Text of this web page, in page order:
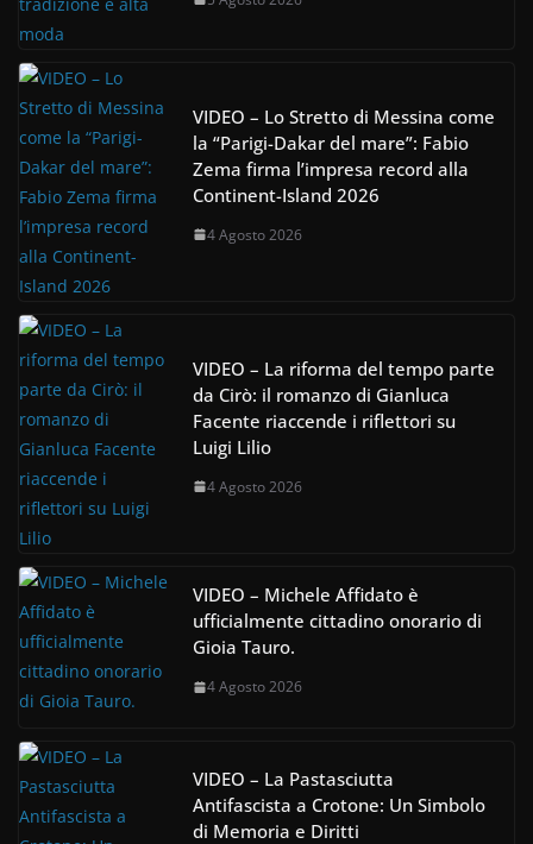
VIDEO – Lo Stretto di Messina come
la “Parigi-Dakar del mare”: Fabio
Zema firma l’impresa record alla
Continent-Island 2026
4 Agosto 2026
VIDEO – La riforma del tempo parte
da Cirò: il romanzo di Gianluca
Facente riaccende i riflettori su
Luigi Lilio
4 Agosto 2026
VIDEO – Michele Affidato è
ufficialmente cittadino onorario di
Gioia Tauro.
4 Agosto 2026
VIDEO – La Pastasciutta
Antifascista a Crotone: Un Simbolo
di Memoria e Diritti